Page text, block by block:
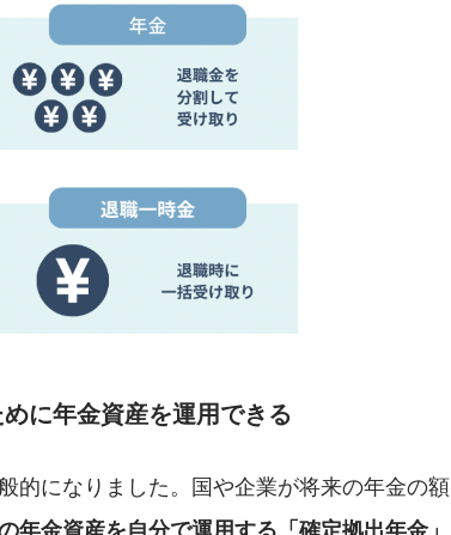
に年金資産を運用できる
的になりました。国や企業が将来の年金の額
年金資産を自分で運用する「確定拠出年金」